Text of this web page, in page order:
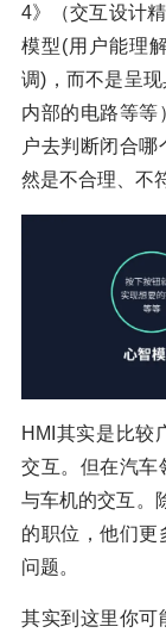
4》（交互设计
模型(用户能理
调)，而不是呈
内部的电路等等
户去判断闭合
然是不合理、不
HMI其实是比较
交互。但在汽车
与车机的交互。
的职位，他们更
问题。
其实到这里你可